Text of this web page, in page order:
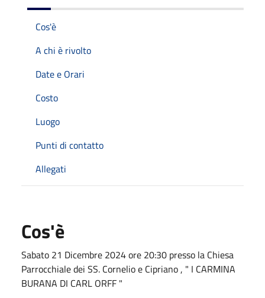
Cos'è
A chi è rivolto
Date e Orari
Costo
Luogo
Punti di contatto
Allegati
Cos'è
Sabato 21 Dicembre 2024 ore 20:30 presso la Chiesa
Parrocchiale dei SS. Cornelio e Cipriano , " I CARMINA
BURANA DI CARL ORFF "